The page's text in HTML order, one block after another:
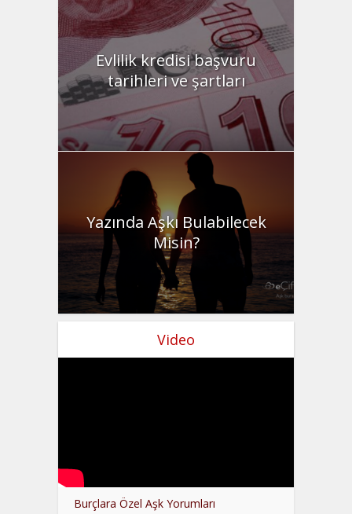
Evlilik kredisi başvuru
tarihleri ve şartları
Yazında Aşkı Bulabilecek
Misin?
Video
Burçlara Özel Aşk Yorumları